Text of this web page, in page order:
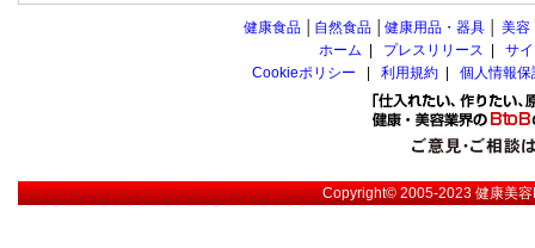
健康食品 自然食品 健康用品・器具 美容
ホーム
プレスリリース
サ
Cookieポリシー
利用規約 個人情報
Copyright© 2005-2023健康美